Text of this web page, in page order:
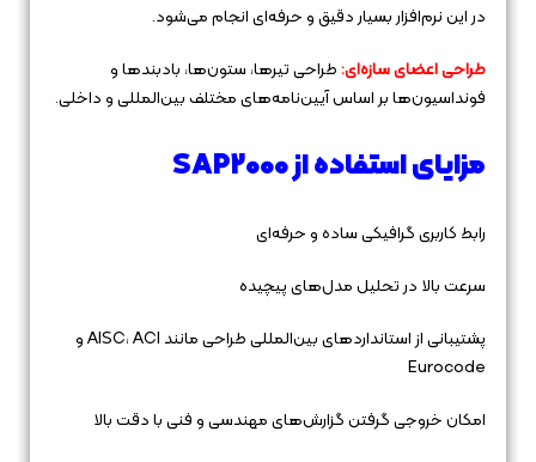
در این نرم‌افزار بسیار دقیق و حرفه‌ای انجام می‌شود.
طراحی اعضای سازه‌ای:طراحی تیرها، ستون‌ها، بادبندها و
فونداسیون‌ها بر اساس آیین‌نامه‌های مختلف بین‌المللی و داخلی.
مزایای استفاده از SAP2000
رابط کاربری گرافیکی ساده و حرفه‌ای
سرعت بالا در تحلیل مدل‌های پیچیده
پشتیبانی از استانداردهای بین‌المللی طراحی مانند AISC، ACI و
Eurocode
امکان خروجی گرفتن گزارش‌های مهندسی و فنی با دقت بالا